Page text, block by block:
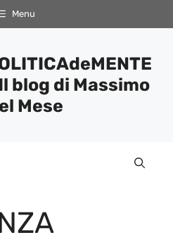
Menu
blog di Massimo
Mese